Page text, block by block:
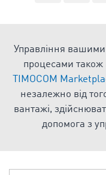
Управління вашими
процесами
TIMOCOM
незалежно від
вантажі,
допомога з